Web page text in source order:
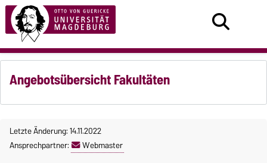
Angebotsübersicht Fakultäten
Letzte Änderung: 14.11.2022
Ansprechpartner:
Webmaster